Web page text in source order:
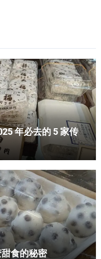
年必去的 5 家传
食的秘密